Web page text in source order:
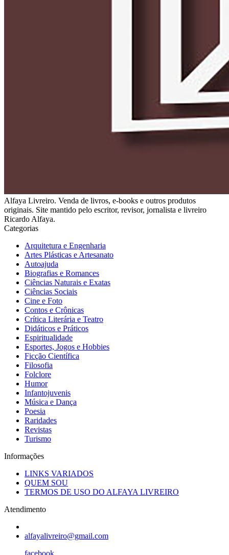
Alfaya Livreiro. Venda de livros, e-books e outros produtos
originais. Site mantido pelo escritor, revisor, jornalista e livreiro
Ricardo Alfaya.
Categorias
Arquitetura e Engenharia
Artes Plásticas e Artesanato
Autoajuda
Biografias e Romances
Ciências Naturais e Exatas
Ciências Sociais
Cine e Foto
Contos e Crônicas
Crítica Literária e Teatro
Didáticos e Práticos
Espiritualidade
Esportes, Jogos e Hobbies
Ficção Científica
Filosofia
Folclore
Humor
Infantojuvenis
Música e Dança
Poesia
Raridades
Revistas
Turismo
Informações
LINKS VARIADOS
QUEM SOU
TERMOS DE USO DO ALFAYA LIVREIRO
Atendimento
alfayalivreiro@gmail.com
facebook